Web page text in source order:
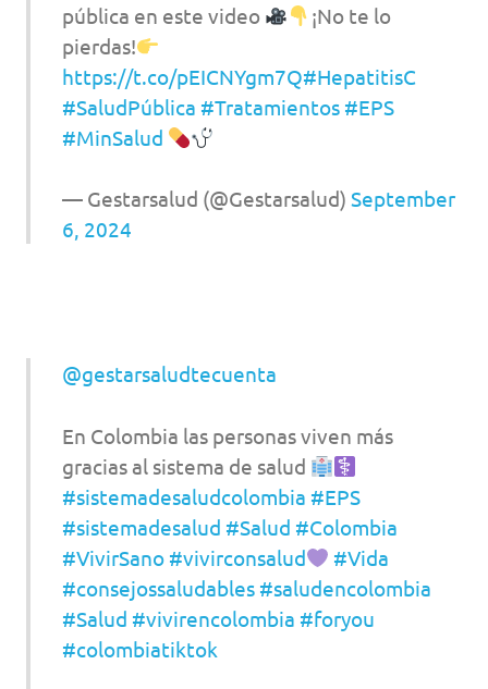
pública en este video
¡No te lo
pierdas!
https://t.co/pEICNYgm7Q#HepatitisC
#SaludPública #Tratamientos #EPS
#MinSalud
— Gestarsalud (@Gestarsalud) September
6, 2024
@gestarsaludtecuenta
En Colombia las personas viven más
gracias al sistema de salud
#sistemadesaludcolombia #EPS
#sistemadesalud #Salud #Colombia
#VivirSano #vivirconsalud
#Vida
#consejossaludables #saludencolombia
#Salud #vivirencolombia #foryou
#colombiatiktok